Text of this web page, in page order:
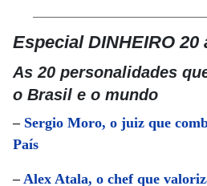
Especial DINHEIRO 20
As 20 personalidades
o Brasil e o mundo
–Sergio Moro, o juiz que
País
–Alex Atala, o chef que